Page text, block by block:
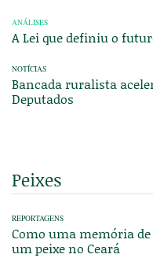
ANÁLISES
A Lei que definiu o
NOTÍCIAS
Bancada ruralista
Deputados
Peixes
REPORTAGENS
Como uma memória
um peixe no Ceará